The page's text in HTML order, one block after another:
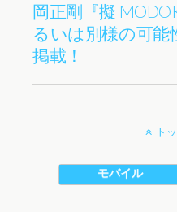
岡正剛『擬
るいは別様の可能
掲載！
ト
モバイル